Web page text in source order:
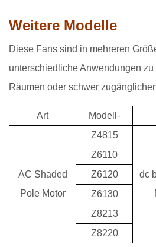
Weitere Modelle
Diese Fans sind in mehreren
unterschiedliche Anwendungen
Räumen oder schwer
Art Modell-
AC Shaded
Pole Motor
Z4815
dc
Z6110
Z6120
Z6130
Z8213
Z8220